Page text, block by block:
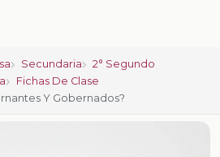
Secundaria
2° Segundo
Fichas De Clase
Y Gobernados?